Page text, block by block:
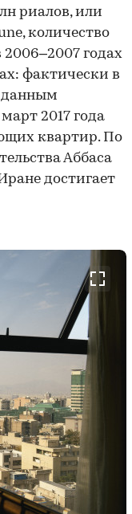
риалов, или
количество
годах
фактически в
данным
2017 года
квартир. По
Аббаса
достигает